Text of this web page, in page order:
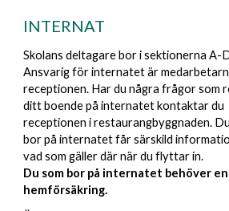
INTERNAT
Skolans deltagare bor i sektionerna A-
Ansvarig för internatet är
receptionen. Har du några frågor som
ditt boende på internatet kontaktar du
receptionen i restaurangbyggnaden.
bor på internatet får särskild
vad som gäller där när du flyttar in.
Du som bor på internatet behöver
hemförsäkring.